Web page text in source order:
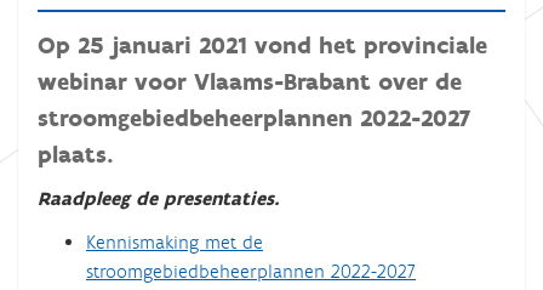
Op 25 januari 2021 vond het provinciale
webinar voor Vlaams-Brabant over de
stroomgebiedbeheerplannen 2022-2027
plaats.
Raadpleeg de presentaties.
Kennismaking met de
stroomgebiedbeheerplannen 2022-2027